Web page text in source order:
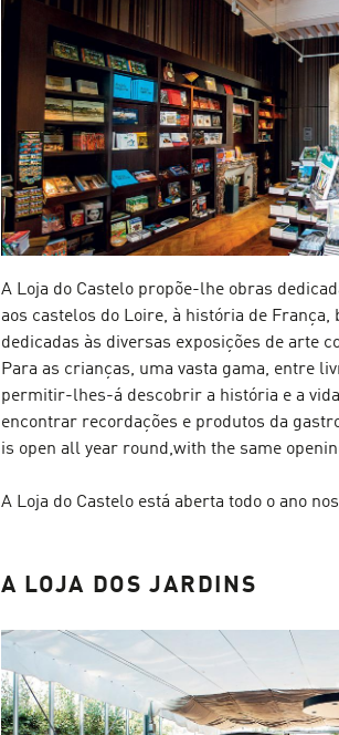
A Loja do Castelo propõe-lhe obras
aos castelos do Loire, à história de França,
dedicadas às diversas exposições de arte
Para as crianças, uma vasta gama, entre
permitir-lhes-á descobrir a história e a
encontrar recordações e produtos da
is open all year round,with the same
A Loja do Castelo está aberta todo o ano
A LOJA DOS JARDINS